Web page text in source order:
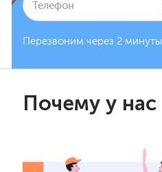
Перезвоним через 2 минуты
Почему у нас